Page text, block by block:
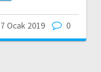
Ocak 2019 0